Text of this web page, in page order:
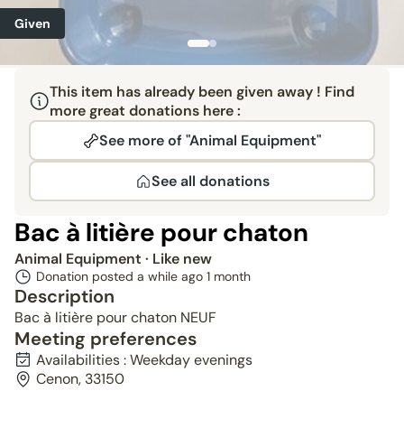
Given
This item has already been given away ! Find
more great donations here :
See more of "Animal Equipment"
See all donations
Bac à litière pour chaton
Animal Equipment · Like new
Donation posted a while ago 1 month
Description
Bac à litière pour chaton NEUF
Meeting preferences
Availabilities : Weekday evenings
Cenon, 33150